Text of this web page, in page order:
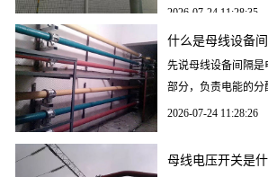
排母线混用），其核
2026-07-24 11:28:35
什么是母线设备
先说母线设备间隔
部分，负责电能的
计、选型及维护直接
2026-07-24 11:28:26
母线电压开关是